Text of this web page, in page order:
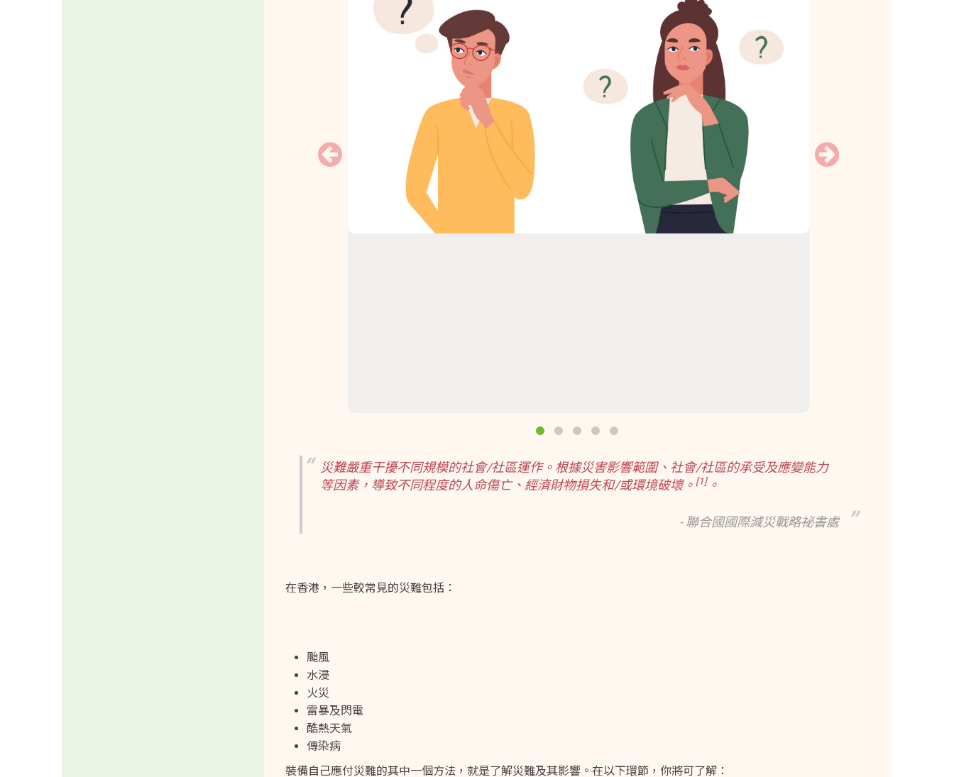
災難嚴重干擾不同規模的社會/社區運作。根據災害影響範圍、社會/社區的承受及應變能力
等因素，導致不同程度的人命傷亡、經濟財物損失和/或環境破壞。 [1]。
- 聯合國國際減災戰略祕書處
在香港，一些較常見的災難包括：
颱風
水浸
火災
雷暴及閃電
酷熱天氣
傳染病
裝備自己應付災難的其中一個方法，就是了解災難及其影響。在以下環節，你將可了解：